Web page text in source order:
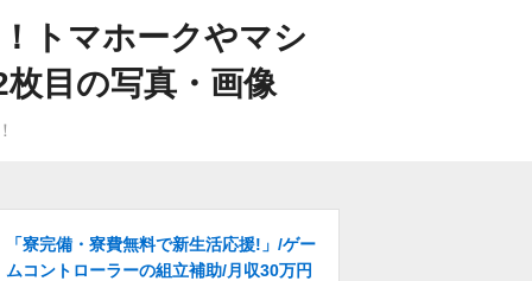
トマホークやマシ
目の写真・画像
「寮完備・寮費無料で新生活応援!」/ゲー
ムコントローラーの組立補助/月収30万円